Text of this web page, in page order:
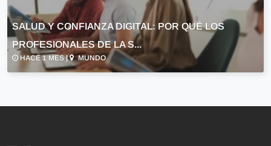
SALUD Y CONFIANZA DIGITAL: POR QUÉ LOS
PROFESIONALES DE LA S...
HACE 1 MES | MUNDO